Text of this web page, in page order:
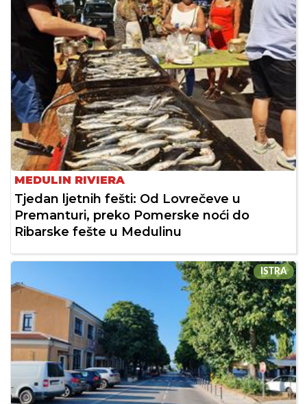
MEDULIN RIVIERA
Tjedan ljetnih fešti: Od Lovrečeve u
Premanturi, preko Pomerske noći do
Ribarske fešte u Medulinu
ISTRA